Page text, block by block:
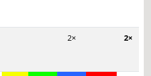
2× 2×